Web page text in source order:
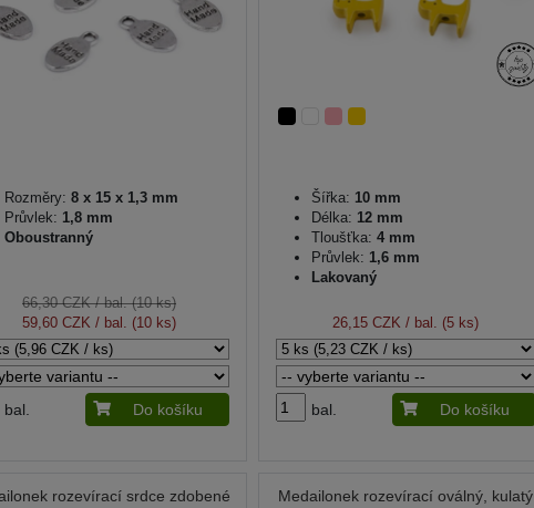
Rozměry: 8 x 15 x 1,3 mm
Průvlek: 1,8 mm
Oboustranný
66,30 CZK/ bal. (10 ks)
59,60 CZK / bal. (10 ks)
bal. Do košíku
Šířka: 10 mm
Délka: 12 mm
Tloušťka: 4 mm
Průvlek: 1,6 mm
Lakovaný
26,15 CZK / bal. (5 ks)
bal. Do košíku
rozevírací srdce zdobené
Medailonek rozevírací oválný, kulatý